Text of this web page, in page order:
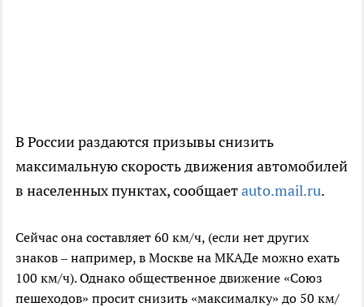
В России раздаются призывы снизить
максимальную скорость движения автомобилей
в населенных пунктах, сообщаетauto.mail.ru.
Сейчас она составляет 60 км/ч, (если нет других
знаков – например, в Москве на МКАДе можно ехать
100 км/ч). Однако общественное движение «Союз
пешеходов» просит снизить «максималку» до 50 км/